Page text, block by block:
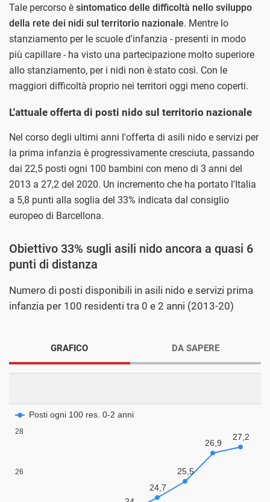
Tale percorso è sintomatico delle difficoltà nello sviluppo
della rete dei nidi sul territorio nazionale. Mentre lo
stanziamento per le scuole d'infanzia - presenti in modo
più capillare - ha visto una partecipazione molto superiore
allo stanziamento, per i nidi non è stato così. Con le
maggiori difficoltà proprio nei territori oggi meno coperti.
L'attuale offerta di posti nido sul territorio nazionale
Nel corso degli ultimi anni l'offerta di asili nido e servizi per
la prima infanzia è progressivamente cresciuta, passando
dai 22,5 posti ogni 100 bambini con meno di 3 anni del
2013 a 27,2 del 2020. Un incremento che ha portato l'Italia
a 5,8 punti alla soglia del 33% indicata dal consiglio
europeo di Barcellona.
Obiettivo 33% sugli asili nido ancora a quasi 6
punti di distanza
Numero di posti disponibili in asili nido e servizi prima
infanzia per 100 residenti tra 0 e 2 anni (2013-20)
GRAFICO DA SAPERE